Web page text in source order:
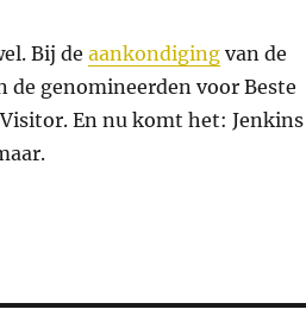
Bij de aankondiging van de
de genomineerden voor Beste
En nu komt het: Jenkins